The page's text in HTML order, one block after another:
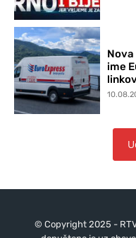
ime
© Copyright 2025 -